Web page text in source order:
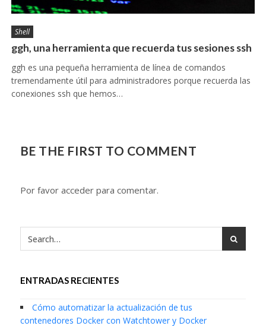
Shell
ggh, una herramienta que recuerda tus sesiones ssh
ggh es una pequeña herramienta de línea de comandos
tremendamente útil para administradores porque recuerda las
conexiones ssh que hemos…
BE THE FIRST TO COMMENT
Por favor acceder para comentar.
ENTRADAS RECIENTES
Cómo automatizar la actualización de tus
contenedores Docker con Watchtower y Docker